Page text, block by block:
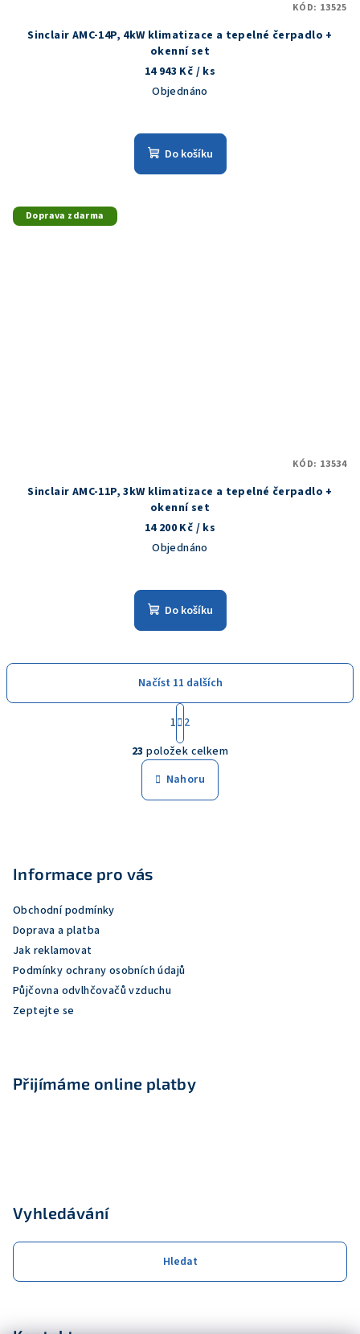
Sinclair AMC-14P, 4kW klimatizace a tepelné čerpadlo +
okenní set
14 943 Kč / ks
Objednáno
Do košíku
KÓD: 13525
Doprava zdarma
Sinclair AMC-11P, 3kW klimatizace a tepelné čerpadlo +
okenní set
14 200 Kč / ks
Objednáno
Do košíku
KÓD: 13534
O
v
l
y
v
Načíst 11 dalších
S
t
r
á
n
k
o
1 2
23 položek celkem
Nahoru
Informace pro vás
Obchodní podmínky
Doprava a platba
Jak reklamovat
Podmínky ochrany osobních údajů
Půjčovna odvlhčovačů vzduchu
Zeptejte se
Přijímáme online platby
Vyhledávání
Hledat